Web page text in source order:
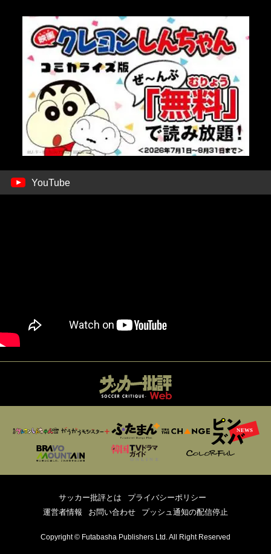
YouTube
サッカー批評とは
プライバシーポリシー
運営者情報
お問い合わせ プッシュ通知の配信停止
Copyright © Futabasha Publishers Ltd. All Right Reserved